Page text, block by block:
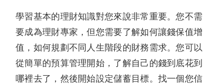
學習基本的理財知識對您來說非常重要。您不需
要成為理財專家，但您需要了解如何讓錢保值增
值，如何規劃不同人生階段的財務需求。您可以
從簡單的預算管理開始，了解自己的錢到底花到
哪裡去了，然後開始設定儲蓄目標。找一個您信